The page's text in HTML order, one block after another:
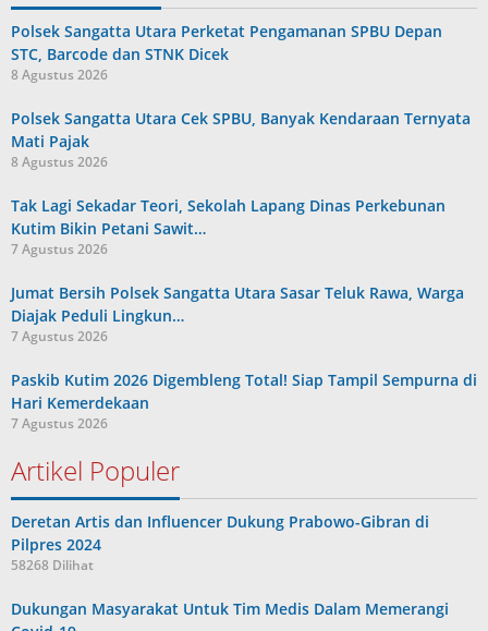
Polsek Sangatta Utara Perketat Pengamanan SPBU Depan
STC, Barcode dan STNK Dicek
8 Agustus 2026
Polsek Sangatta Utara Cek SPBU, Banyak Kendaraan Ternyata
Mati Pajak
8 Agustus 2026
Tak Lagi Sekadar Teori, Sekolah Lapang Dinas Perkebunan
Kutim Bikin Petani Sawit…
7 Agustus 2026
Jumat Bersih Polsek Sangatta Utara Sasar Teluk Rawa, Warga
Diajak Peduli Lingkun…
7 Agustus 2026
Paskib Kutim 2026 Digembleng Total! Siap Tampil Sempurna di
Hari Kemerdekaan
7 Agustus 2026
Artikel Populer
Deretan Artis dan Influencer Dukung Prabowo-Gibran di
Pilpres 2024
58268 Dilihat
Dukungan Masyarakat Untuk Tim Medis Dalam Memerangi